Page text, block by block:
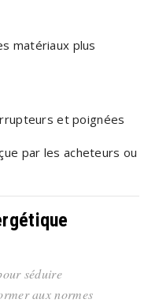
matériaux plus
et poignées
par les acheteurs ou
séduire
aux normes